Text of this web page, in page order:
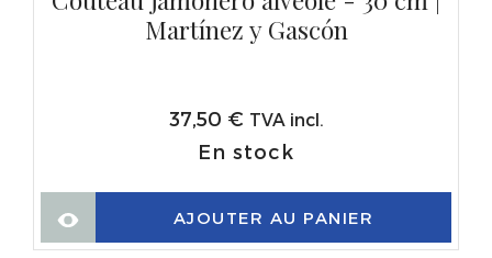
Martínez y Gascón
37,50 € TVA incl.
En stock
AJOUTER AU PANIER